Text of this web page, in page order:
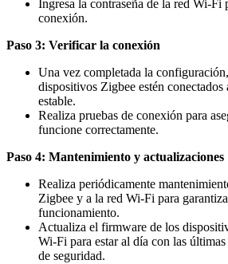
Ingresa la contraseña de la red Wi-Fi
conexión.
Paso 3: Verificar la conexión
Una vez completada la
dispositivos Zigbee estén
estable.
Realiza pruebas de conexión para
funcione correctamente.
Paso 4: Mantenimiento y actualizaciones
Realiza periódicamente
Zigbee y a la red Wi-Fi para
funcionamiento.
Actualiza el firmware de los
Wi-Fi para estar al día con las
de seguridad.